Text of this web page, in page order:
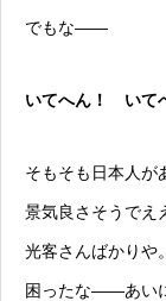
でもな——
いてへん！ いて
そもそも日本人が
景気良さそうでえ
光客さんばかりや。
困ったな——あい